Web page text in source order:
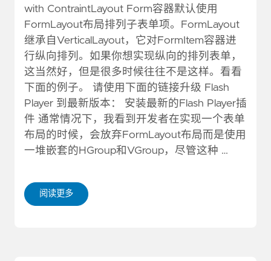
with ContraintLayout Form容器默认使用
FormLayout布局排列子表单项。FormLayout
继承自VerticalLayout，它对FormItem容器进
行纵向排列。如果你想实现纵向的排列表单，
这当然好，但是很多时候往往不是这样。看看
下面的例子。 请使用下面的链接升级 Flash
Player 到最新版本： 安装最新的Flash Player插
件 通常情况下，我看到开发者在实现一个表单
布局的时候，会放弃FormLayout布局而是使用
一堆嵌套的HGroup和VGroup，尽管这种 …
阅读更多